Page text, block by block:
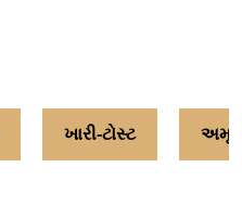
ખારી-ટોસ્ટ